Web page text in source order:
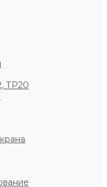
ТР20